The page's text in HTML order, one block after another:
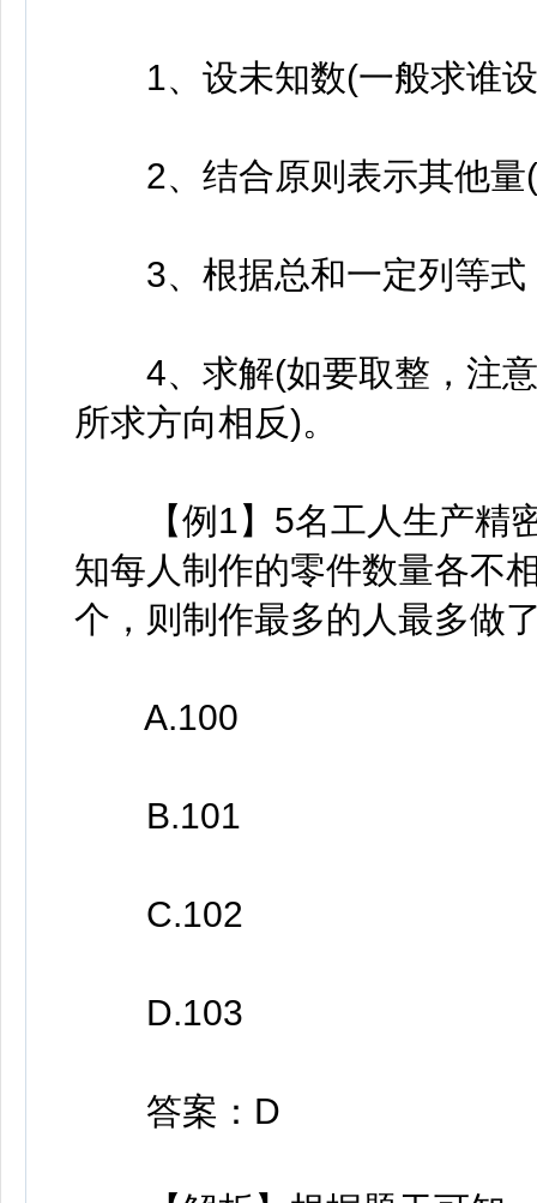
1、设未知数(一般求谁
2、结合原则表示其他量(
3、根据总和一定列等式
4、求解(如要取整，注意
所求方向相反)。
【例1】5名工人生产精密
知每人制作的零件数量各不
个，则制作最多的人最多做
A.100
B.101
C.102
D.103
答案：D